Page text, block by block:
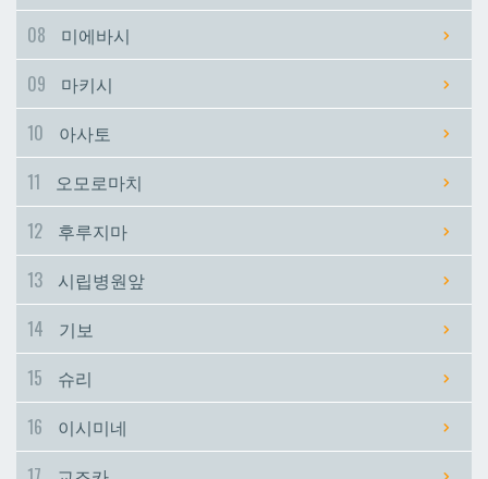
시립병원앞
이시미네
데다코우라니시
시립병원앞
이시미네
데다코우라니시
08
미에바시
09
마키시
10
아사토
11
오모로마치
12
후루지마
13
시립병원앞
14
기보
15
슈리
16
이시미네